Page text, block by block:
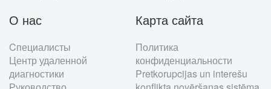
О нас
Cпециалисты
Центр удаленной
диагностики
Карта сайта
Политика
конфиденциальности
Pretkorupcijas un interešu